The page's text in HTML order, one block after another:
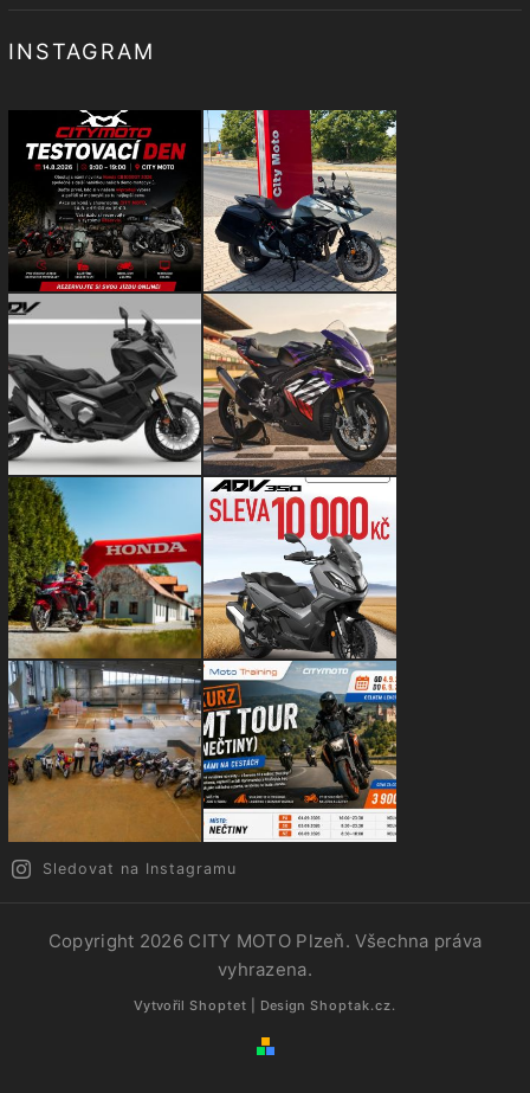
INSTAGRAM
Sledovat na Instagramu
Copyright 2026 CITY MOTO Plzeň. Všechna práva
vyhrazena.
Vytvořil Shoptet | Design Shoptak.cz.